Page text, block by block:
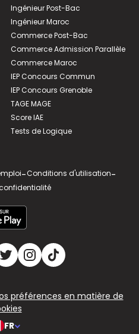
Ingénieur Post-Bac
Ingénieur Maroc
Commerce Post-Bac
Commerce Admission Parallèle
Commerce Maroc
IEP Concours Commun
IEP Concours Grenoble
TAGE MAGE
Score IAE
Tests de Logique
-Conditions d'utilisation-
préférences en matière de
FR